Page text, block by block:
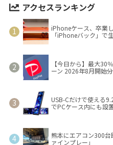
アクセスランキング
iPhoneケース、卒業
「iPhoneバック」で
【今日から】最大30
ーン 2026年8月開始分
USB-Cだけで使える
でPCケース内にも設
熊本にエアコン300
ァインプレー」